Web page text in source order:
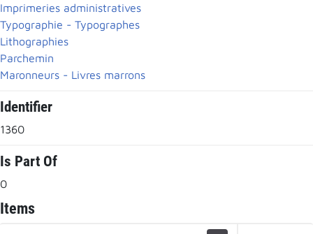
Imprimeries administratives
Typographie - Typographes
Lithographies
Parchemin
Maronneurs - Livres marrons
Identifier
1360
Is Part Of
0
Items